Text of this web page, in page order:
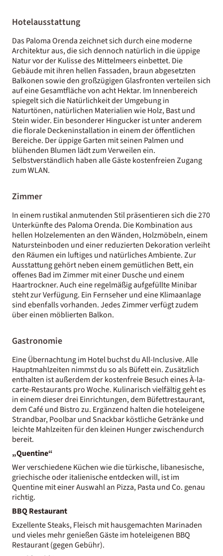
Hotelausstattung
Das Paloma Orenda zeichnet sich durch eine moderne
Architektur aus, die sich dennoch natürlich in die üppige
Natur vor der Kulisse des Mittelmeers einbettet. Die
Gebäude mit ihren hellen Fassaden, braun abgesetzten
Balkonen sowie den großzügigen Glasfronten verteilen sich
auf eine Gesamtfläche von acht Hektar. Im Innenbereich
spiegelt sich die Natürlichkeit der Umgebung in
Naturtönen, natürlichen Materialien wie Holz, Bast und
Stein wider. Ein besonderer Hingucker ist unter anderem
die florale Deckeninstallation in einem der öffentlichen
Bereiche. Der üppige Garten mit seinen Palmen und
blühenden Blumen lädt zum Verweilen ein.
Selbstverständlich haben alle Gäste kostenfreien Zugang
zum WLAN.
Zimmer
In einem rustikal anmutenden Stil präsentieren sich die 270
Unterkünfte des Paloma Orenda. Die Kombination aus
hellen Holzelementen an den Wänden, Holzmöbeln, einem
Natursteinboden und einer reduzierten Dekoration verleiht
den Räumen ein luftiges und natürliches Ambiente. Zur
Ausstattung gehört neben einem gemütlichen Bett, ein
offenes Bad im Zimmer mit einer Dusche und einem
Haartrockner. Auch eine regelmäßig aufgefüllte Minibar
steht zur Verfügung. Ein Fernseher und eine Klimaanlage
sind ebenfalls vorhanden. Jedes Zimmer verfügt zudem
über einen möblierten Balkon.
Gastronomie
Eine Übernachtung im Hotel buchst du All-Inclusive. Alle
Hauptmahlzeiten nimmst du so als Büfett ein. Zusätzlich
enthalten ist außerdem der kostenfreie Besuch eines À-la-
carte-Restaurants pro Woche. Kulinarisch vielfältig geht es
in einem dieser drei Einrichtungen, dem Büfettrestaurant,
dem Café und Bistro zu. Ergänzend halten die hoteleigene
Strandbar, Poolbar und Snackbar köstliche Getränke und
leichte Mahlzeiten für den kleinen Hunger zwischendurch
bereit.
„Quentine“
Wer verschiedene Küchen wie die türkische, libanesische,
griechische oder italienische entdecken will, ist im
Quentine mit einer Auswahl an Pizza, Pasta und Co. genau
richtig.
BBQ Restaurant
Exzellente Steaks, Fleisch mit hausgemachten Marinaden
und vieles mehr genießen Gäste im hoteleigenen BBQ
Restaurant (gegen Gebühr).